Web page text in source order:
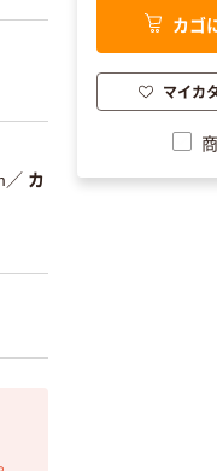
／ カ
カゴ
マイカ